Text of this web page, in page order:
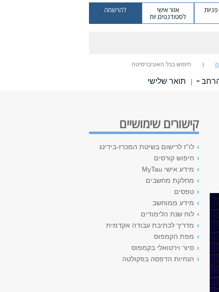
אזור אישי
לסטודנטים.יות
להרשמה
חיפוש בכל האוניברסיטה
| תואר שלישי
קישורים שימושיים
לו"ז לרישום בשיטת המכרז-בידינג
חיפוש קורסים
מידע אישי MyTau
מחלקת מחשבים
טפסים
מידע ממוחשב
לוח שנת הלימודים
מדריך לכתיבת עבודה אקדמית
מפת הקמפוס
סיור וירטואלי בקמפוס
הנחיות הדפסה בפקולטה